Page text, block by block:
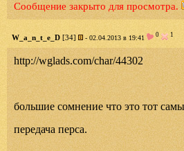
Сообщение закрыто для просмотра.
W_a_n_t_e_D [34] - 02.04.2013 в 19:41 0 1
http://wglads.com/char/44302
большие сомнение что это тот
передача перса.